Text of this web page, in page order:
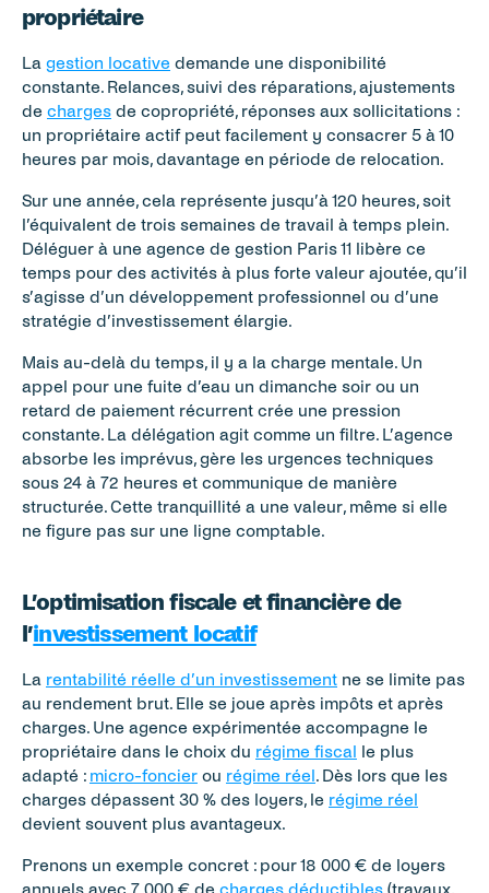
propriétaire
La gestion locative demande une disponibilité
constante. Relances, suivi des réparations, ajustements
de charges de copropriété, réponses aux sollicitations :
un propriétaire actif peut facilement y consacrer 5 à 10
heures par mois, davantage en période de relocation.
Sur une année, cela représente jusqu’à 120 heures, soit
l’équivalent de trois semaines de travail à temps plein.
Déléguer à une agence de gestion Paris 11 libère ce
temps pour des activités à plus forte valeur ajoutée, qu’il
s’agisse d’un développement professionnel ou d’une
stratégie d’investissement élargie.
Mais au-delà du temps, il y a la charge mentale. Un
appel pour une fuite d’eau un dimanche soir ou un
retard de paiement récurrent crée une pression
constante. La délégation agit comme un filtre. L’agence
absorbe les imprévus, gère les urgences techniques
sous 24 à 72 heures et communique de manière
structurée. Cette tranquillité a une valeur, même si elle
ne figure pas sur une ligne comptable.
L’optimisation fiscale et financière de
l’investissement locatif
La rentabilité réelle d’un investissement ne se limite pas
au rendement brut. Elle se joue après impôts et après
charges. Une agence expérimentée accompagne le
propriétaire dans le choix du régime fiscal le plus
adapté : micro-foncier ou régime réel. Dès lors que les
charges dépassent 30 % des loyers, le régime réel
devient souvent plus avantageux.
Prenons un exemple concret : pour 18 000 € de loyers
annuels avec 7 000 € de charges déductibles (travaux,